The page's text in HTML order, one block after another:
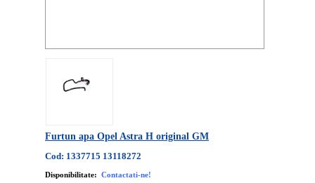
Furtun apa Opel Astra H original GM
Cod: 1337715 13118272
Disponibilitate: Contactati-ne!